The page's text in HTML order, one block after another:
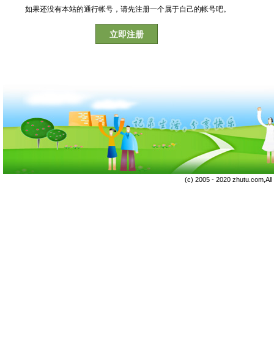
如果还没有本站的通行帐号，请先注册一个属于自己的帐号吧。
立即注册
(c) 2005 - 2020